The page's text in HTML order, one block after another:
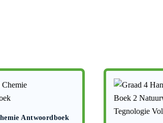
Antwoordboek